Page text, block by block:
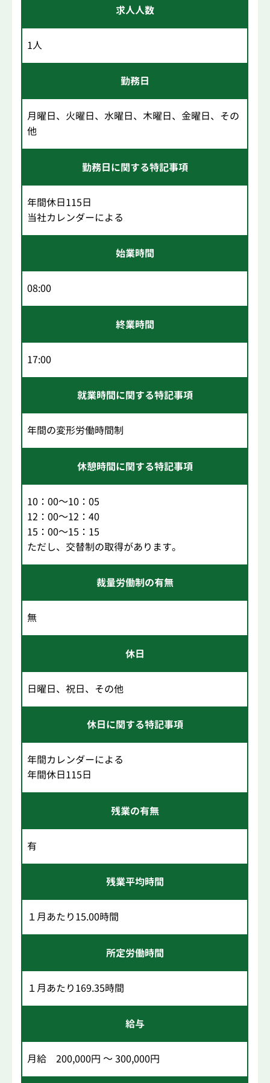
求人人数
1人
勤務日
月曜日、火曜日、水曜日、木曜日、金曜日、その
他
勤務日に関する特記事項
年間休日115日
当社カレンダーによる
始業時間
08:00
終業時間
17:00
就業時間に関する特記事項
年間の変形労働時間制
休憩時間に関する特記事項
10：00～10：05
12：00～12：40
15：00～15：15
ただし、交替制の取得があります。
裁量労働制の有無
無
休日
日曜日、祝日、その他
休日に関する特記事項
年間カレンダーによる
年間休日115日
残業の有無
有
残業平均時間
１月あたり15.00時間
所定労働時間
１月あたり169.35時間
給与
月給 200,000円 ～ 300,000円